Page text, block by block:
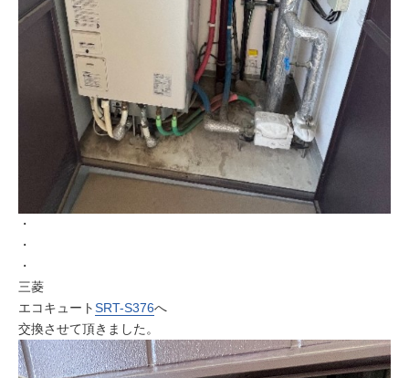
・
・
・
三菱
エコキュートSRT-S376へ
交換させて頂きました。